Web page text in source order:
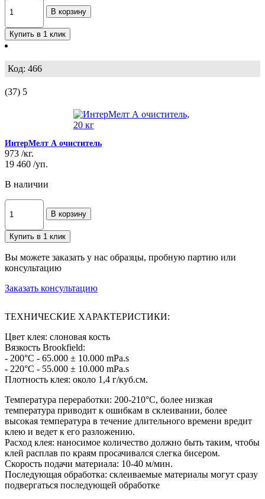
В корзину
Купить в 1 клик
Код: 466
(37) 5
ИнтерМелт А очиститель
973 /кг.
19 460 /уп.
В наличии
В корзину
Купить в 1 клик
Вы можете заказать у нас образцы, пробную партию или
консультацию
Заказать консультацию
ТЕХНИЧЕСКИЕ ХАРАКТЕРИСТИКИ:
Цвет клея: слоновая кость
Вязкость Brookfield:
- 200°C - 65.000 ± 10.000 mPa.s
- 220°C - 55.000 ± 10.000 mPa.s
Плотность клея: около 1,4 г/куб.см.
Температура переработки: 200-210°C, более низкая
температура приводит к ошибкам в склеивании, более
высокая температура в течение длительного времени вредит
клею и ведет к его разложению.
Расход клея: наносимое количество должно быть таким, чтобы
клей расплав по краям просачивался слегка бисером.
Скорость подачи материала: 10-40 м/мин.
Последующая обработка: склеиваемые материалы могут сразу
подвергаться последующей обработке